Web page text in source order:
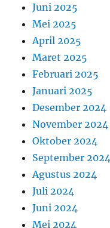
Juni 2025
Mei 2025
April 2025
Maret 2025
Februari 2025
Januari 2025
Desember 2024
November 2024
Oktober 2024
September 2024
Agustus 2024
Juli 2024
Juni 2024
Mei 2024